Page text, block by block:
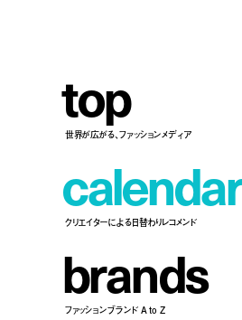
top
世界が広がる、ファッションメディア
calendar
クリエイターによる日替わりレコメンド
brands
ファッションブランド A to Z